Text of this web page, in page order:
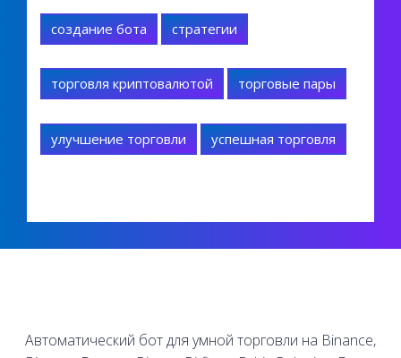
создание бота стратегии
торговля криптовалютой торговые пары
улучшение торговли успешная торговля
Автоматический бот для умной торговли на Binance,